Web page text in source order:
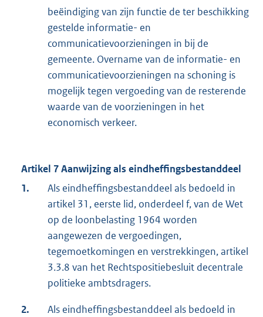
beëindiging van zijn functie de ter beschikking
gestelde informatie- en
communicatievoorzieningen in bij de
gemeente. Overname van de informatie- en
communicatievoorzieningen na schoning is
mogelijk tegen vergoeding van de resterende
waarde van de voorzieningen in het
economisch verkeer.
Artikel 7 Aanwijzing als eindheffingsbestanddeel
1.
Als eindheffingsbestanddeel als bedoeld in
artikel 31, eerste lid, onderdeel f, van de Wet
op de loonbelasting 1964 worden
aangewezen de vergoedingen,
tegemoetkomingen en verstrekkingen, artikel
3.3.8 van het Rechtspositiebesluit decentrale
politieke ambtsdragers.
2.
Als eindheffingsbestanddeel als bedoeld in